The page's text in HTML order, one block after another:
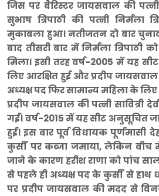
जिस पर बैरिस्टर जायसवाल की
सुभाष त्रिपाठी की पत्नी निर्मला
मुकाबला हुआ। नतीजतन दो बार
बाद तीसरी बार में निर्मला
मिला। इसी तरह वर्ष-2005 में यह
लिए आरक्षित हुई और प्रदीप
अध्यक्ष पद फिर सामान्य महिला के
प्रदीप जायसवाल की पत्नी सावित्री
गईं। वर्ष-2015 में यह सीट अनुसूचित
हुई। इस बार पूर्व विधायक पूर्णमासी
कुर्सी पर कब्जा जमाया, लेकिन बीच
जाने के कारण हरीश राणा को पांच
से पहले ही अध्यक्ष पद के कुर्सी से
पर प्रदीप जायसवाल की मदद से